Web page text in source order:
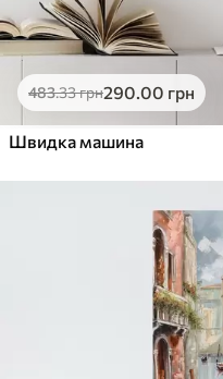
483.33грн290.00 грн
Швидка машина